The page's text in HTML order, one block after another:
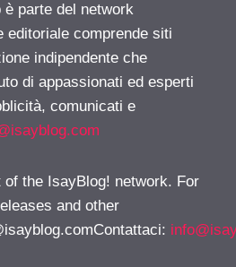
parte del network
editoriale comprende siti
indipendente che
di appassionati ed esperti
comunicati e
the IsayBlog! network. For
and other
: